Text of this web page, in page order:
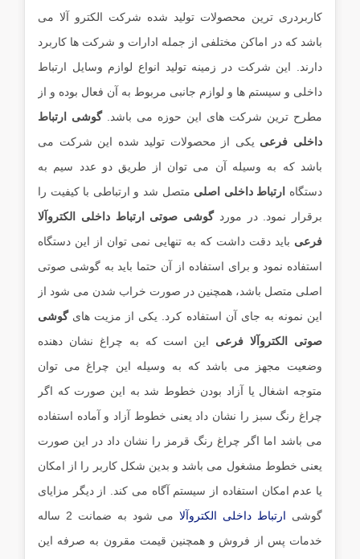
کاربردری ترین محصولات تولید شده شرکت الکترو آلا می
باشد که در اماکن مختلفی از جمله ادارات و شرکت ها کاربرد
دارند. این شرکت در زمینه تولید انواع لوازم وسایل ارتباط
داخلی و سیستم ها و لوازم جانبی مربوط به آن فعال بوده و از
مطرح ترین شرکت های این حوزه می باشد.گوشی ارتباط
داخلی فرعی یکی از محصولات تولید شده این شرکت می
باشد که به وسیله آن می توان از طریق دو عدد سیم به
دستگاه
ارتباط داخلی اصلی متصل شد و ارتباطی با کیفیت را
برقرار نمود. در موردگوشی صوتی ارتباط داخلی الکتروآلا
فرعی باید دقت داشت که به تنهایی نمی توان از این دستگاه
استفاده نمود و برای استفاده از آن حتما باید به گوشی صوتی
اصلی متصل باشد، همچنین در صورت خراب شدن می شود از
این نمونه به جای آن استفاده کرد. یکی از مزیت هایگوشی
صوتی الکتروآلا فرعی این است که به چراغ نشان دهنده
وضعیت مجهز می باشد که به وسیله این چراغ می توان
متوجه اشغال یا آزاد بودن خطوط شد به این صورت که اگر
چراغ رنگ سبز را نشان داد یعنی خطوط آزاد و آماده استفاده
می باشد اما اگر چراغ رنگ قرمز را نشان داد در این صورت
یعنی خطوط مشغول می باشد و بدین شکل کاربر را از امکان
یا عدم امکان استفاده از سیستم آگاه می کند. از دیگر مزایای
گوشی ارتباط داخلی الکتروآلا
می شود به ضمانت 2 ساله
خدمات پس از فروش و همچنین قیمت مقرون به صرفه این